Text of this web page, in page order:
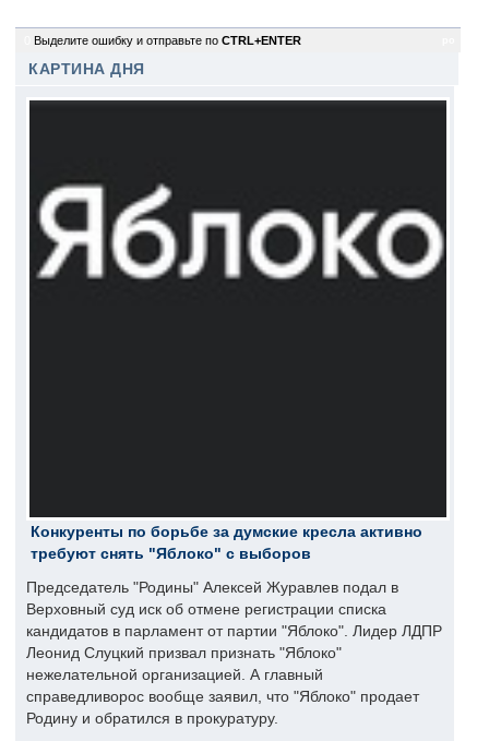
Выделите ошибку и отправьте по CTRL+ENTER
КАРТИНА ДНЯ
Конкуренты по борьбе за думские кресла активно
требуют снять "Яблоко" с выборов
Председатель "Родины" Алексей Журавлев подал в
Верховный суд иск об отмене регистрации списка
кандидатов в парламент от партии "Яблоко". Лидер ЛДПР
Леонид Слуцкий призвал признать "Яблоко"
нежелательной организацией. А главный
справедливорос вообще заявил, что "Яблоко" продает
Родину и обратился в прокуратуру.